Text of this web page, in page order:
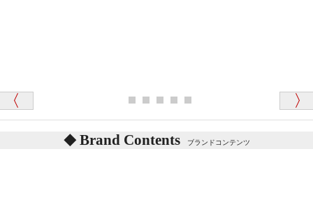
体をねかせたりおこしたりすると「グーグー」と鳴く
記載しておりますので、ぜひ探してみてください。
「商品説明が細やかで丁寧であったことです」
Brand Contents ブランドコンテンツ